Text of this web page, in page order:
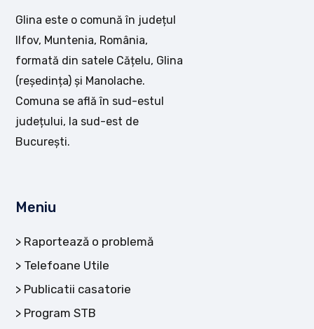
Glina este o comună în județul
Ilfov, Muntenia, România,
formată din satele Cățelu, Glina
(reședința) și Manolache.
Comuna se află în sud-estul
județului, la sud-est de
București.
Meniu
Raportează o problemă
Telefoane Utile
Publicatii casatorie
Program STB